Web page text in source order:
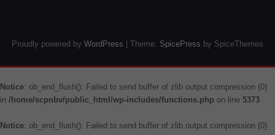
Proudly powered by WordPress | Theme: SpicePress by SpiceThemes
Notice: ob_end_flush(): Failed to send buffer of zlib output compression (0)
in /home/scpnbv/public_html/wp-includes/functions.php on line 5373
Notice: ob_end_flush(): Failed to send buffer of zlib output compression (0)